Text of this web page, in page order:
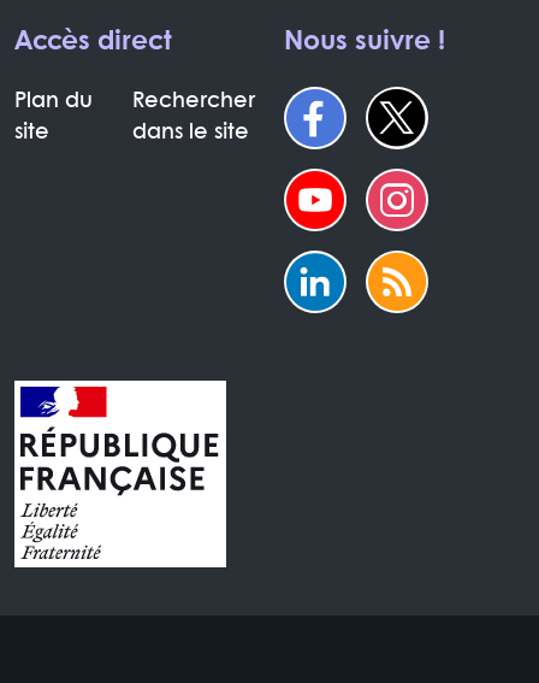
Accès direct
Plan du
site
Rechercher
dans le site
Nous suivre !